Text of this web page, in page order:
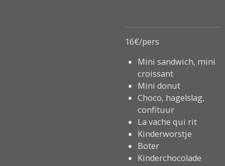
16€/pers
Mini sandwich, mini
croissant
Mini donut
Choco, hagelslag,
confituur
La vache qui rit
Kinderworstje
Boter
Kinderchocolade